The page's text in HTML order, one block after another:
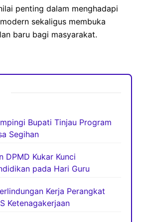
penting dalam menghadapi
sekaligus membuka
baru bagi masyarakat.
Bupati Tinjau Program
Segihan
DPMD Kukar Kunci
pada Hari Guru
Kerja Perangkat
Ketenagakerjaan